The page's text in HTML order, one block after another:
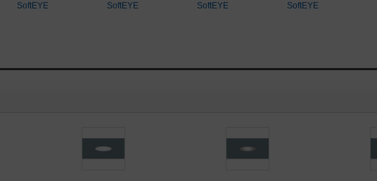
SoftEYE SoftEYE SoftEYE SoftEYE